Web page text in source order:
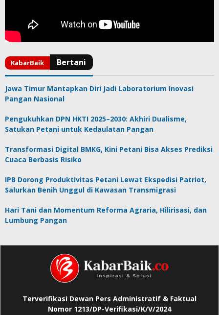
Jawa Timur Mantapkan Diri Jadi Laboratorium Inovasi
Pangan Nasional
Pengukuhkan DPN HKTI 2025–2030: Akhiri Dualisme,
Satukan Petani untuk Kedaulatan Pangan
Transformasi Digital BMKG, Kini Petani Bisa Akses Prediksi
Cuaca Berbasis Risiko
IPB Dorong Produktivitas Petani Lewat Ekspedisi Patriot,
Salurkan Benih Unggul di Kawasan Transmigrasi
Hari Tani dan Momentum Reforma Agraria, Hilirisasi, dan
Lumbung Pangan
Terverifikasi Dewan Pers Administratif & Faktual
Nomor 1213/DP-Verifikasi/K/V/2024